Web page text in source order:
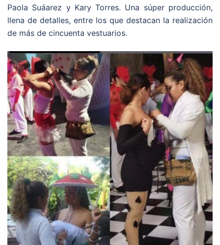
Paola Suáarez y Kary Torres. Una súper producción,
llena de detalles, entre los que destacan la realización
de más de cincuenta vestuarios.